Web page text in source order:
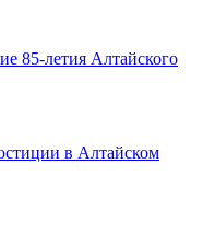
85-летия Алтайского
в Алтайском